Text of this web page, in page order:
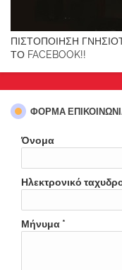
ΠΙΣΤΟΠΟΙΗΣΗ
ΤΟ FACEBOOK!!
ΦΌΡΜΑ
Όνομα
Ηλεκτρονικό
Μήνυμα *